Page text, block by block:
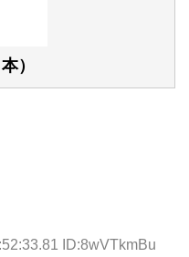
）
ID:8wVTkmBu